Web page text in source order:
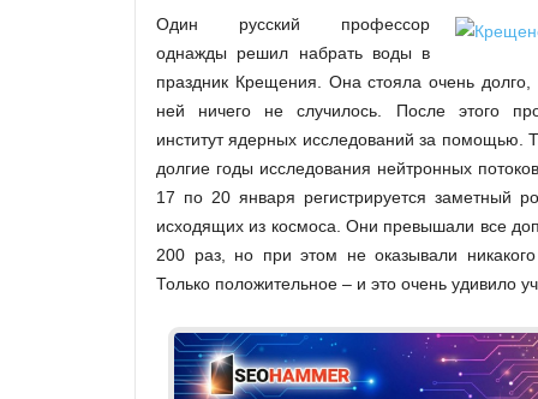
Один русский профессор
однажды решил набрать воды в
праздник Крещения. Она стояла очень долго,
ней ничего не случилось. После этого
институт ядерных исследований за помощью.
долгие годы исследования нейтронных
17 по 20 января регистрируется заметный
исходящих из космоса. Они превышали все
200 раз, но при этом не оказывали никакого
Только положительное – и это очень удивило